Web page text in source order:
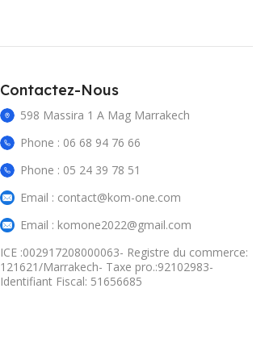
Contactez-Nous
598 Massira 1 A Mag Marrakech
Phone : 06 68 94 76 66
Phone : 05 24 39 78 51
Email : contact@kom-one.com
Email : komone2022@gmail.com
ICE :002917208000063- Registre du commerce:
121621/Marrakech- Taxe pro.:92102983-
Identifiant Fiscal: 51656685